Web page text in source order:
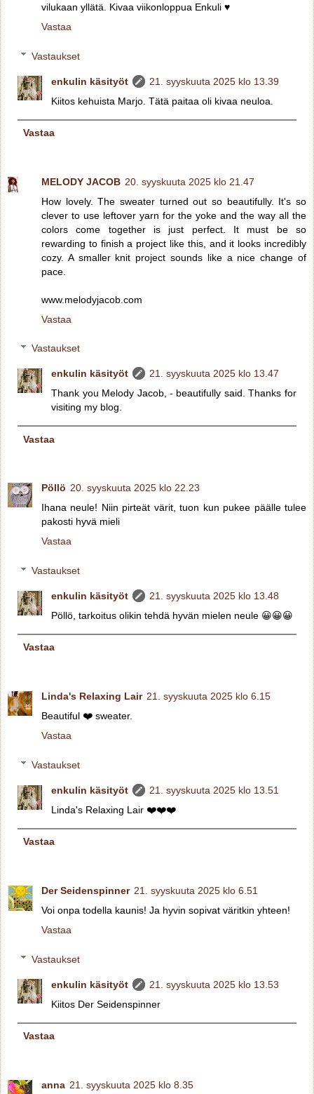
vilukaan yllätä. Kivaa viikonloppua Enkuli ♥
Vastaa
Vastaukset
enkulin käsityöt
21. syyskuuta 2025 klo 13.39
Kiitos kehuista Marjo. Tätä paitaa oli kivaa neuloa.
Vastaa
MELODY JACOB 20. syyskuuta 2025 klo 21.47
How lovely. The sweater turned out so beautifully. It's so
clever to use leftover yarn for the yoke and the way all the
colors come together is just perfect. It must be so
rewarding to finish a project like this, and it looks incredibly
cozy. A smaller knit project sounds like a nice change of
pace.
www.melodyjacob.com
Vastaa
Vastaukset
enkulin käsityöt
21. syyskuuta 2025 klo 13.47
Thank you Melody Jacob, - beautifully said. Thanks for
visiting my blog.
Vastaa
Pöllö 20. syyskuuta 2025 klo 22.23
Ihana neule! Niin pirteät värit, tuon kun pukee päälle tulee
pakosti hyvä mieli
Vastaa
Vastaukset
enkulin käsityöt
21. syyskuuta 2025 klo 13.48
Pöllö, tarkoitus olikin tehdä hyvän mielen neule 😀😀😀
Vastaa
Linda's Relaxing Lair 21. syyskuuta 2025 klo 6.15
Beautiful ❤️ sweater.
Vastaa
Vastaukset
enkulin käsityöt
21. syyskuuta 2025 klo 13.51
Linda's Relaxing Lair ❤️❤️❤️
Vastaa
Der Seidenspinner 21. syyskuuta 2025 klo 6.51
Voi onpa todella kaunis! Ja hyvin sopivat väritkin yhteen!
Vastaa
Vastaukset
enkulin käsityöt
21. syyskuuta 2025 klo 13.53
Kiitos Der Seidenspinner
Vastaa
anna 21. syyskuuta 2025 klo 8.35